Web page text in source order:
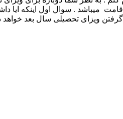
گرفتن ویزای تحصیلی سال بعد